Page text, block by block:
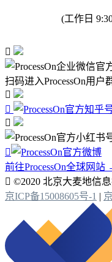
(工作日

扫码进入ProcessOn用户




前往ProcessOn全球网站
 ©2020 北京大麦地信
京ICP备15008605号-1 |